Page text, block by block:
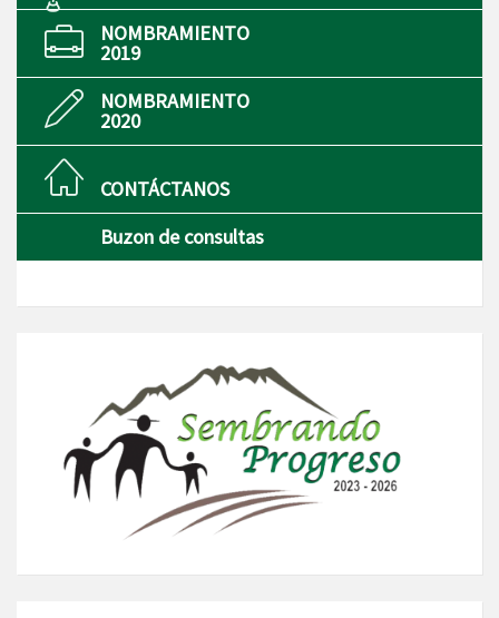
NOMBRAMIENTO
2019
NOMBRAMIENTO
2020
CONTÁCTANOS
Buzon de consultas